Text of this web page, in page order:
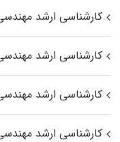
کارشناسی ارشد
کارشناسی ارشد
کارشناسی ارشد
کارشناسی ارشد